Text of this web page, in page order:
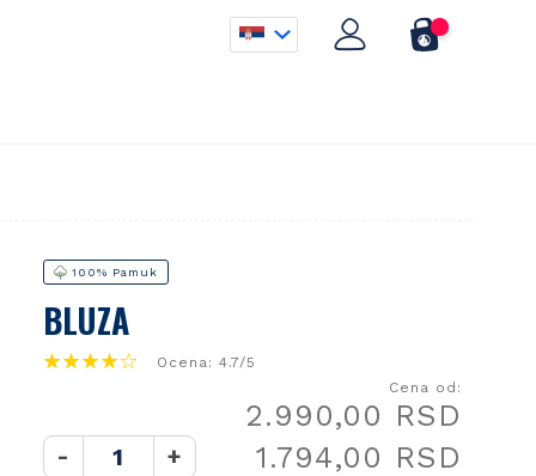
100% Pamuk
BLUZA
Ocena: 4.7/5
- +
Cena od:
2.990,00 RSD
1.794,00 RSD